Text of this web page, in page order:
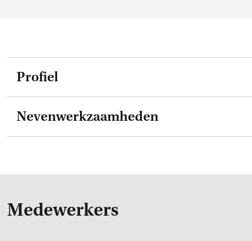
Profiel
Nevenwerkzaamheden
Medewerkers